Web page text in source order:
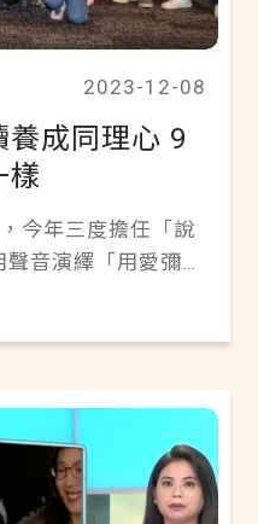
2023-12-08
養成同理心 9
樣
今年三度擔任「說
音演繹「用愛彌補
本圖。